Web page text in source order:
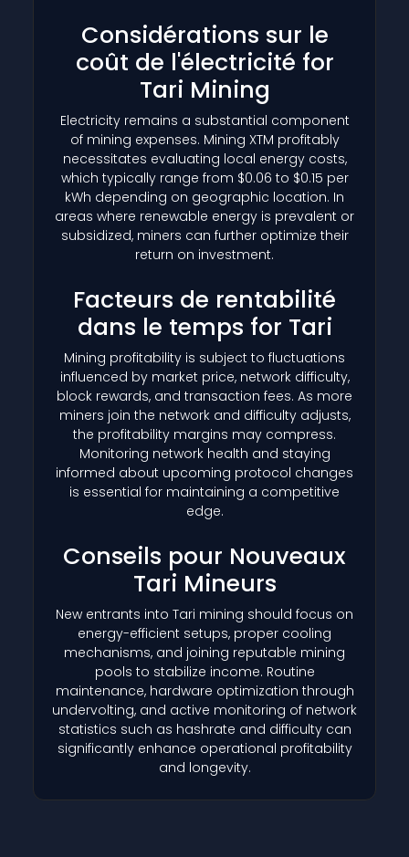
Considérations sur le
coût de l'électricité for
Tari Mining
Electricity remains a substantial component
of mining expenses. Mining XTM profitably
necessitates evaluating local energy costs,
which typically range from $0.06 to $0.15 per
kWh depending on geographic location. In
areas where renewable energy is prevalent or
subsidized, miners can further optimize their
return on investment.
Facteurs de rentabilité
dans le temps for Tari
Mining profitability is subject to fluctuations
influenced by market price, network difficulty,
block rewards, and transaction fees. As more
miners join the network and difficulty adjusts,
the profitability margins may compress.
Monitoring network health and staying
informed about upcoming protocol changes
is essential for maintaining a competitive
edge.
Conseils pour Nouveaux
Tari Mineurs
New entrants into Tari mining should focus on
energy-efficient setups, proper cooling
mechanisms, and joining reputable mining
pools to stabilize income. Routine
maintenance, hardware optimization through
undervolting, and active monitoring of network
statistics such as hashrate and difficulty can
significantly enhance operational profitability
and longevity.